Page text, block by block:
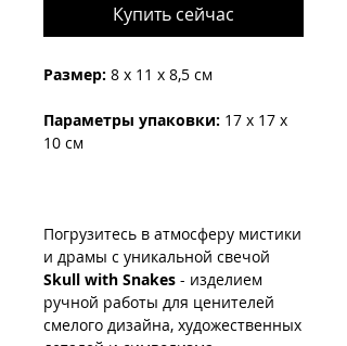
Купить сейчас
Размер: 8 x 11 x 8,5 см
Параметры упаковки: 17 x 17 x
10 см
Погрузитесь в атмосферу мистики
и драмы с уникальной свечой
Skull with Snakes - изделием
ручной работы для ценителей
смелого дизайна, художественных